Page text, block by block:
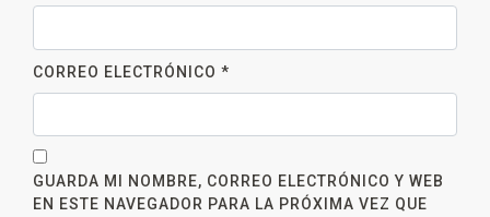
CORREO ELECTRÓNICO *
GUARDA MI NOMBRE, CORREO ELECTRÓNICO Y WEB
EN ESTE NAVEGADOR PARA LA PRÓXIMA VEZ QUE